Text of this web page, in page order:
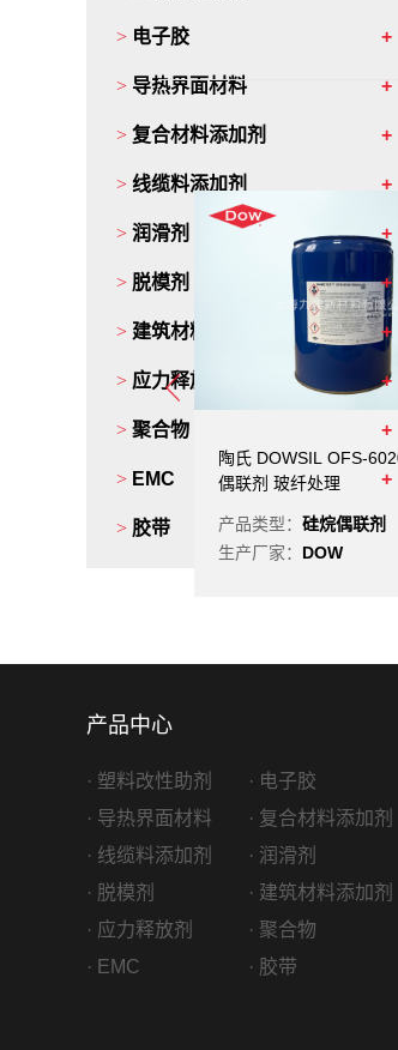
> 电子胶
> 导热界面材料
> 复合材料添加剂
> 线缆料添加剂
> 润滑剂
> 脱模剂
> 建筑材料添加剂
> 应力释放剂
> 聚合物
> EMC
> 胶带
陶氏 DOWSIL OFS-
偶联剂 玻纤处理
产品类型： 硅烷偶联剂
生产厂家： DOW
产品中心
· 塑料改性助剂
· 电子胶
· 导热界面材料
· 复合材料添加剂
· 线缆料添加剂
· 润滑剂
· 脱模剂
· 建筑材料添加剂
· 应力释放剂
· 聚合物
· EMC
· 胶带